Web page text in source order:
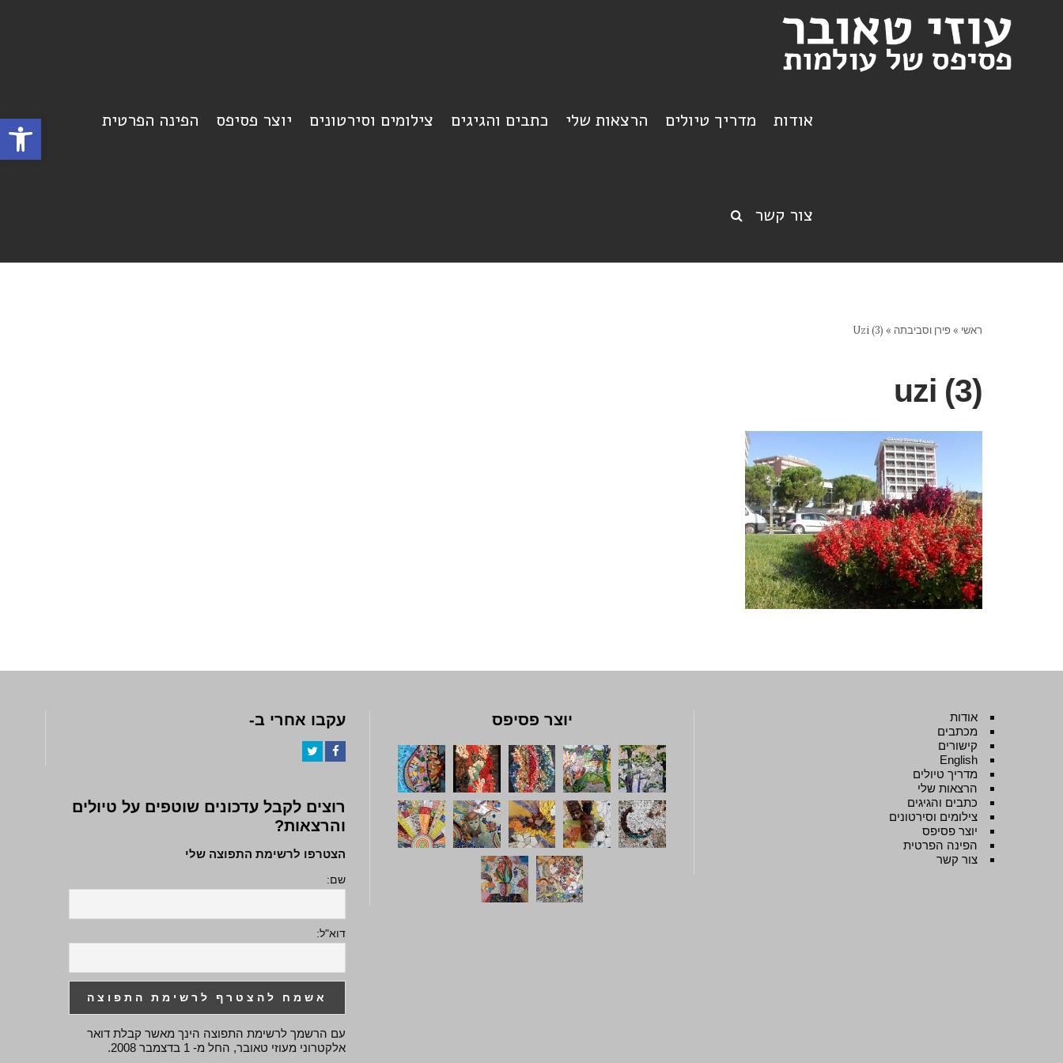
פתח אודות מדריך טיולים הרצאות שלי כתבים והגיגים צילומים וסירטונים יוצר פסיפס הפינה הפרטית
צור קשר
ראשי »פירן וסביבתה »
Uzi (3)
uzi (3)
אודות
מכתבים
קישורים
English
מדריך טיולים
הרצאות שלי
כתבים והגיגים
צילומים וסירטונים
יוצר פסיפס
הפינה הפרטית
צור קשר
יוצר פסיפס עקבו אחרי ב-
רוצים לקבל עדכונים שוטפים על טיולים
והרצאות?
הצטרפו לרשימת התפוצה שלי
שם:
דוא"ל:
עם הרשמך לרשימת התפוצה הינך מאשר קבלת דואר
אלקטרוני מעוזי טאובר, החל מ- 1 בדצמבר 2008.